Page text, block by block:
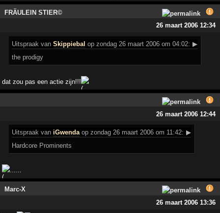
FRÄULEIN STIER©
26 maart 2006 12:34
Uitspraak vanSkippiebal op zondag 26 maart 2006 om 04:02: ▶
the prodigy
dat zou pas een actie zijn!!!
26 maart 2006 12:44
Uitspraak vaniGwendaop zondag 26 maart 2006 om 11:42: ▶
Hardcore Prominents
.......
Marc-X
26 maart 2006 13:36